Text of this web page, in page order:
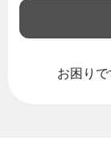
お困りで